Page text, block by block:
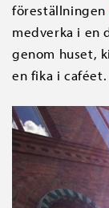
föreställningen
medverka i en
genom huset,
en fika i